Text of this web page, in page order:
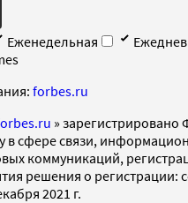
Еженедельная
forbes.ru
» зарегистрировано
в сфере связи,
коммуникаций,
решения о регистрации:
2021 г.